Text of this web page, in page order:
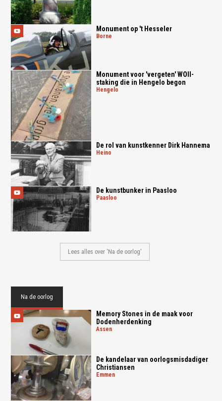
Monument op 't Hesseler
borne
Monument voor 'vergeten' WOII-
staking die in Hengelo begon
hengelo
De rol van kunstkenner Dirk Hannema
heino
De kunstbunker in Paasloo
paasloo
Lees alles over 'Na de oorlog'
Na de oorlog
Memory Stones in de maak voor
Dodenherdenking
assen
De kandelaar van oorlogsmisdadiger
Christiansen
emmen